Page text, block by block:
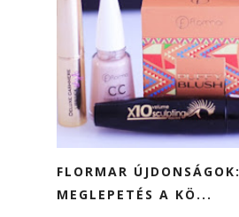
FLORMAR ÚJDONSÁGOK:
MEGLEPETÉS A KÖ...